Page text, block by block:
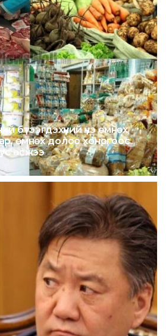
бүтээгдэхүүний үнэ өмнөх
өмнөх долоо хоногоос
өсжээ